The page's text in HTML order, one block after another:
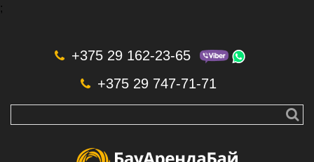
;
+375 29 162-23-65
+375 29 747-71-71